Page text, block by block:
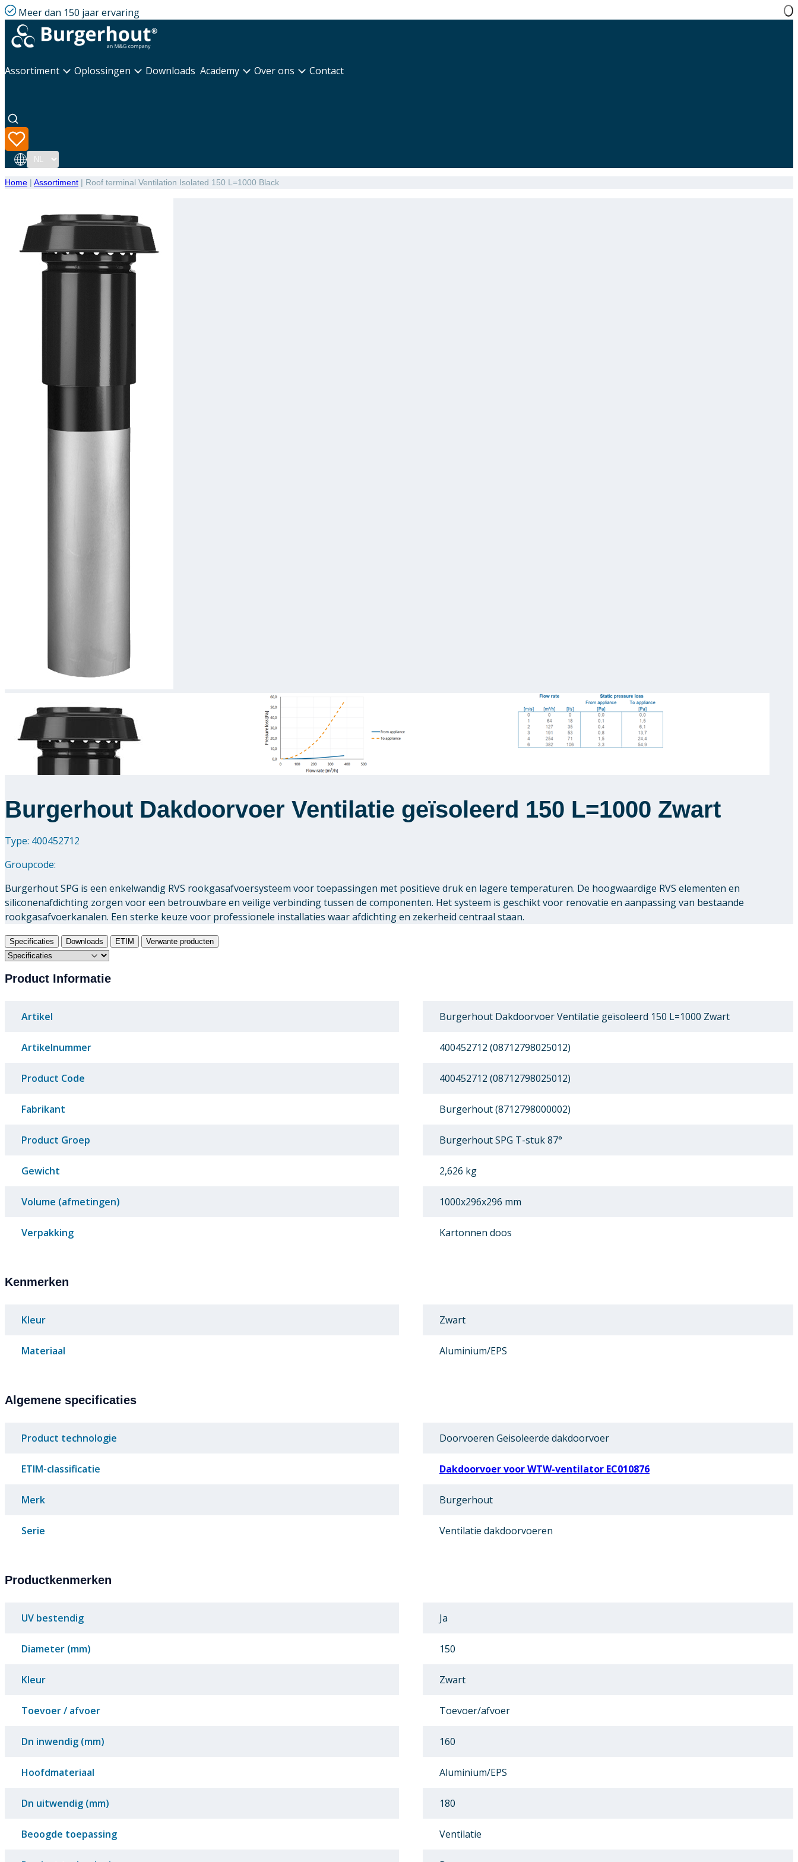
Meer dan 150 jaar ervaring
Assortiment Oplossingen Downloads Academy Over ons Contact
Taal
Home | Assortiment | Roof terminal Ventilation Isolated 150 L=1000 Black
Burgerhout Dakdoorvoer Ventilatie geïsoleerd 150 L=1000 Zwart
Type: 400452712
Groupcode:
Burgerhout SPG is een enkelwandig RVS rookgasafvoersysteem voor toepassingen met positieve druk en lagere temperaturen. De hoogwaardige RVS elementen en
siliconenafdichting zorgen voor een betrouwbare en veilige verbinding tussen de componenten. Het systeem is geschikt voor renovatie en aanpassing van bestaande
rookgasafvoerkanalen. Een sterke keuze voor professionele installaties waar afdichting en zekerheid centraal staan.
Specificaties Downloads ETIM Verwante producten
Product Informatie
Artikel Burgerhout Dakdoorvoer Ventilatie geïsoleerd 150 L=1000 Zwart
Artikelnummer 400452712 (08712798025012)
Product Code 400452712 (08712798025012)
Fabrikant Burgerhout (8712798000002)
Product Groep Burgerhout SPG T-stuk 87°
Gewicht 2,626 kg
Volume (afmetingen) 1000x296x296 mm
Verpakking Kartonnen doos
Kenmerken
Kleur Zwart
Materiaal Aluminium/EPS
Algemene specificaties
Product technologie Doorvoeren Geisoleerde dakdoorvoer
ETIM-classificatie Dakdoorvoer voor WTW-ventilator EC010876
Merk Burgerhout
Serie Ventilatie dakdoorvoeren
Productkenmerken
UV bestendig Ja
Diameter (mm) 150
Kleur Zwart
Toevoer / afvoer Toevoer/afvoer
Dn inwendig (mm) 160
Hoofdmateriaal Aluminium/EPS
Dn uitwendig (mm) 180
Beoogde toepassing Ventilatie